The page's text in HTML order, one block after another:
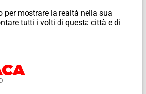
per mostrare la realtà nella sua
tutti i volti di questa città e di